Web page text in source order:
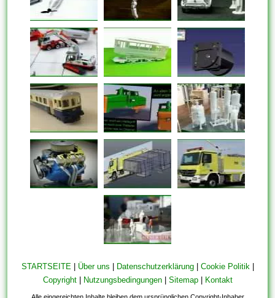
STARTSEITE Über uns Datenschutzerklärung| Cookie Politik
Copyright| Nutzungsbedingungen| Sitemap| Kontakt